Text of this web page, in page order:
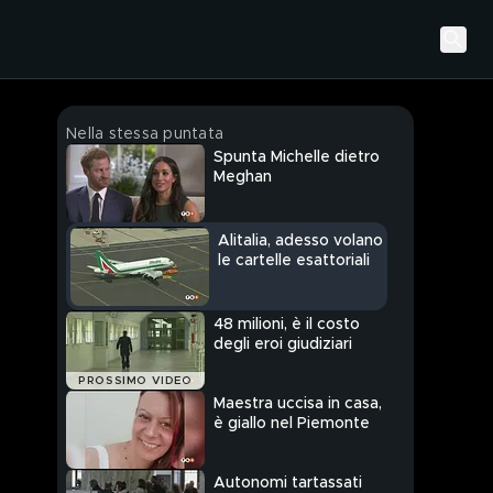
Nella stessa puntata
Spunta Michelle dietro
Meghan
Alitalia, adesso volano
le cartelle esattoriali
PROSSIMO VIDEO
48 milioni, è il costo
degli eroi giudiziari
Maestra uccisa in casa,
è giallo nel Piemonte
Autonomi tartassati